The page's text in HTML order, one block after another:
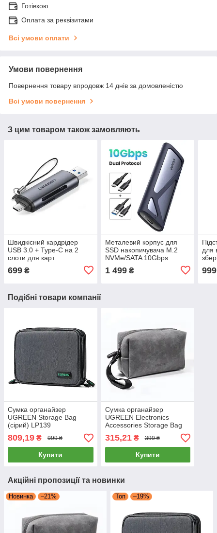
Готівкою
Оплата за реквізитами
Всі умови оплати
Умови повернення
Повернення товару впродовж 14 днів за домовленістю
Всі умови повернення
З цим товаром також замовляють
Швидкісний кардрідер
USB 3.0 + Type-C на 2
слоти для карт
Ugreen (сірий) CM185
699 ₴
Металевий корпус для
SSD накопичувача M.2
NVMe/SATA 10Gbps
кабелі (чорний) CM400
1 499₴
для
999
Подібні товари компанії
Сумка органайзер
UGREEN Storage Bag
(сірий) LP139
809,19 ₴ 999 ₴
Купити
Сумка органайзер
UGREEN Electronics
Accessories Storage Bag
with Lanyard (сірий) LP285
315,21₴ 399 ₴
Купити
Акційні пропозиції та новинки
Новинка –21% Топ –19%